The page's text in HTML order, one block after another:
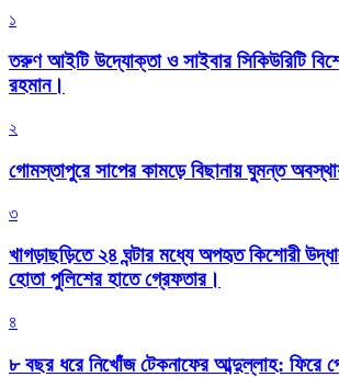
১
তরুণ আইটি উদ্যোক্তা ও সাইবার সিকিউরিটি
রহমান।
২
গোমস্তাপুরে সাপের কামড়ে বিছানায় ঘুমন্ত
৩
খাগড়াছড়িতে ২৪ ঘন্টার মধ্যে অপহৃত কিশোরী
হোতা পুলিশের হাতে গ্রেফতার।
৪
৮ বছর ধরে নিখোঁজ টেকনাফের আব্দুল্লাহ: ফিরে